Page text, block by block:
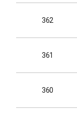
362
361
360